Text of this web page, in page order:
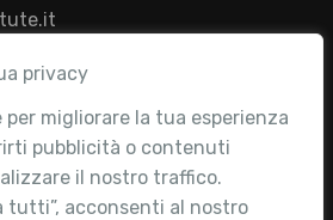
privacy
migliorare la tua esperienza
pubblicità o contenuti
il nostro traffico.
tutti”, acconsenti al nostro